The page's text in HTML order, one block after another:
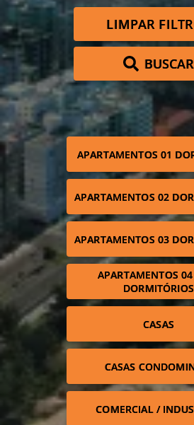
LIMPAR
BUSCAR
APARTAMENTOS 01
APARTAMENTOS 02
APARTAMENTOS 03
APARTAMENTOS
DORMITÓRIOS
CASAS
CASAS
COMERCIAL /